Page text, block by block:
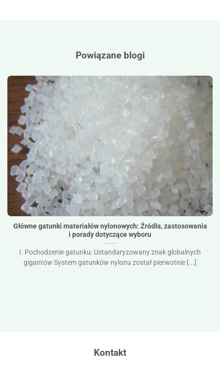
Powiązane blogi
Główne gatunki materiałów nylonowych: Źródła,
zastosowania i porady dotyczące wyboru">
Główne gatunki materiałów nylonowych: Źródła, zastosowania
i porady dotyczące wyboru
I. Pochodzenie gatunku: Ustandaryzowany znak globalnych
gigantów System gatunków nylonu został pierwotnie [...]
Kontakt